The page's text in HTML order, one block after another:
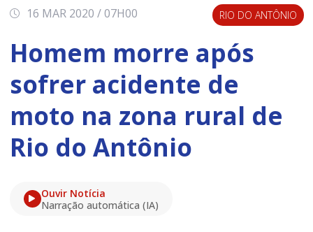
16 MAR 2020 / 07H00 RIO DO ANTÔNIO
Homem morre após
sofrer acidente de
moto na zona rural de
Rio do Antônio
Ouvir Notícia
Narração automática (IA)